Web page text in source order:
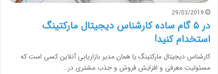
29/03/2019
در ۵ گام ساده کارشناس دیجیتال مارکتینگ
استخدام کنید!
کارشناس دیجیتال مارکتینگ یا همان مدیر بازاریابی آنلاین کسی است که
مسئولیت معرفی و افزایش فروش و جذب مشتری در…